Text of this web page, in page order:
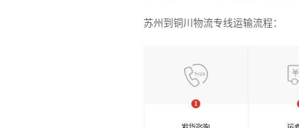
苏州到铜川物流专线运输流程：